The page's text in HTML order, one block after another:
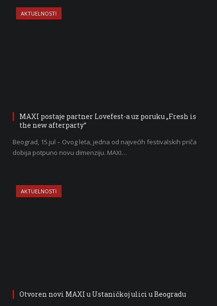
AKTUELNOSTI
MAXI postaje partner Lovefest-a uz poruku „Fresh is
the new afterparty“
Beograd, 15.jul – Ovog leta, jedna od najvećih festivalskih priča
dobija potpuno novu dimenziju. MAXI…
AKTUELNOSTI
Otvoren novi MAXI u Ustaničkoj ulici u Beogradu